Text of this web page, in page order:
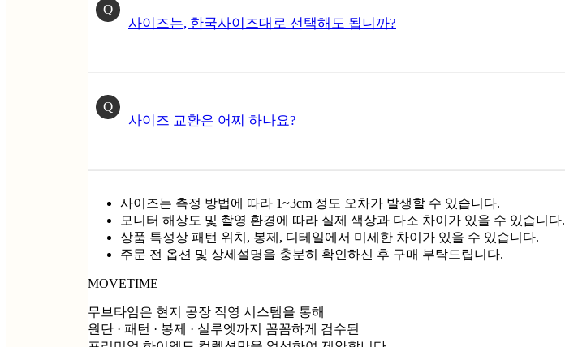
Q
사이즈는, 한국사이즈대로 선택해도 됩니까?
Q
사이즈 교환은 어찌 하나요?
사이즈는 측정 방법에 따라 1~3cm 정도 오차가 발생할 수 있습니다.
모니터 해상도 및 촬영 환경에 따라 실제 색상과 다소 차이가 있을 수 있습니다.
상품 특성상 패턴 위치, 봉제, 디테일에서 미세한 차이가 있을 수 있습니다.
주문 전 옵션 및 상세설명을 충분히 확인하신 후 구매 부탁드립니다.
MOVETIME
무브타임은 현지 공장 직영 시스템을 통해
원단 · 패턴 · 봉제 · 실루엣까지 꼼꼼하게 검수된